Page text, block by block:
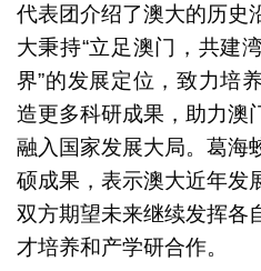
代表团介绍了澳大的历史
大秉持“立足澳门，共建
界”的发展定位，致力培
造更多科研成果，助力澳
融入国家发展大局。葛海
硕成果，表示澳大近年发
双方期望未来继续发挥各
才培养和产学研合作。